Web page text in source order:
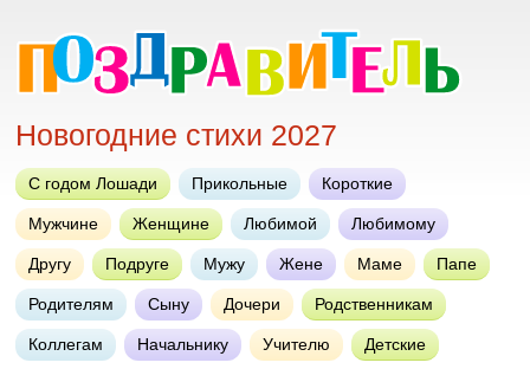
Новогодние стихи 2027
С годом Лошади Прикольные Короткие
Мужчине Женщине Любимой Любимому
Другу Подруге Мужу Жене Маме Папе
Родителям Сыну Дочери Родственникам
Коллегам Начальнику Учителю Детские